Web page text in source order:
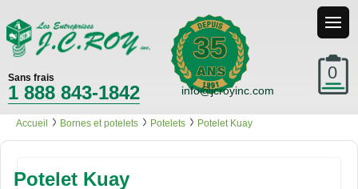
35
0
Sans frais
1 888 843-1842 info@jcroyinc.com
Accueil Bornes et potelets Potelets Potelet Kuay
Potelet Kuay